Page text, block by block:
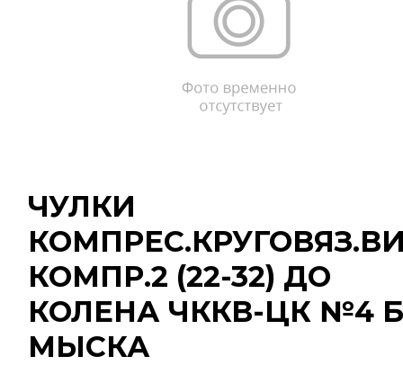
ЧУЛКИ
КОМПР.2 (22-32) ДО
КОЛЕНА ЧККВ-ЦК №4
МЫСКА